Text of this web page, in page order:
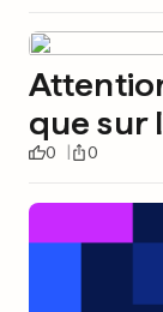
que sur
0 0